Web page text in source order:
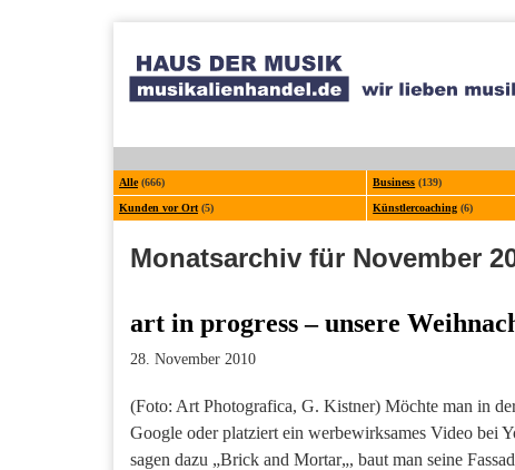
Alle(666) Business (139)
Kunden vor Ort (5) Künstlercoaching (6)
Monatsarchiv für November
art in progress – unsere
28. November 2010
(Foto: Art Photografica, G. Kistner) Möchte man in
Google oder platziert ein werbewirksames Video bei
sagen dazu „Brick and Mortar„, baut man seine